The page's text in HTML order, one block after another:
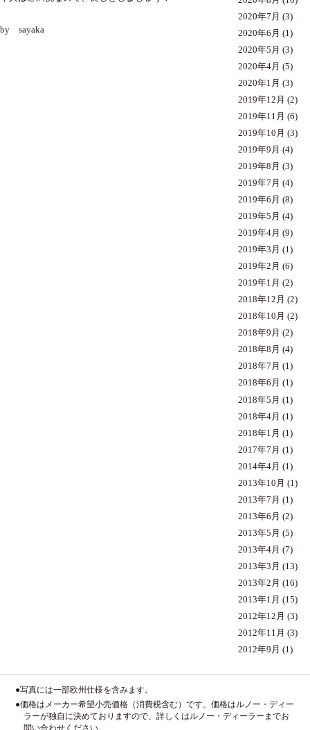
by sayaka
2020年7月 (3)
2020年6月 (1)
2020年5月 (3)
2020年4月 (5)
2020年1月 (3)
2019年12月 (2)
2019年11月 (6)
2019年10月 (3)
2019年9月 (4)
2019年8月 (3)
2019年7月 (4)
2019年6月 (8)
2019年5月 (4)
2019年4月 (9)
2019年3月 (1)
2019年2月 (6)
2019年1月 (2)
2018年12月 (2)
2018年10月 (2)
2018年9月 (2)
2018年8月 (4)
2018年7月 (1)
2018年6月 (1)
2018年5月 (1)
2018年4月 (1)
2018年1月 (1)
2017年7月 (1)
2014年4月 (1)
2013年10月 (1)
2013年7月 (1)
2013年6月 (2)
2013年5月 (5)
2013年4月 (7)
2013年3月 (13)
2013年2月 (16)
2013年1月 (15)
2012年12月 (3)
2012年11月 (3)
2012年9月 (1)
●写真には一部欧州仕様を含みます。
●価格はメーカー希望小売価格（消費税含む）です。価格はルノー・ディー
ラーが独自に決めておりますので、詳しくはルノー・ディーラーまでお
問い合わせください。